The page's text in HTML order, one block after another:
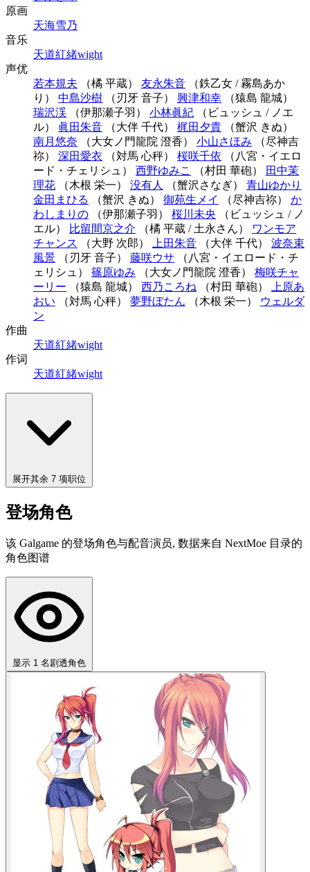
原画
天海雪乃
音乐
天道紅緒wight
声优
若本規夫 （橘 平蔵） 友永朱音 （鉄乙女 / 霧島あか
り） 中島沙樹 （刃牙 音子） 興津和幸 （猿島 龍城）
瑞沢渓 （伊那瀬子羽） 小林眞紀 （ビュッシュ / ノエ
ル） 眞田朱音 （大伴 千代） 梶田夕貴 （蟹沢 きぬ）
南月悠奈 （大女ノ門龍院 澄香） 小山さほみ （尽神吉
祢） 深田愛衣 （対馬 心秤） 桜咲千依 （八宮・イエロ
ード・チェリシュ） 西野ゆみこ （村田 華砲）
田中茉
理花 （木根 栄一） 没有人 （蟹沢さなぎ） 青山ゆかり
金田まひる
（蟹沢 きぬ） 御苑生メイ （尽神吉祢） か
わしまりの （伊那瀬子羽） 桜川未央 （ビュッシュ / ノ
エル）
比留間京之介 （橘 平蔵 / 土永さん）
ワンモア
チャンス
（大野 次郎） 上田朱音 （大伴 千代） 波奈束
風景 （刃牙 音子） 藤咲ウサ （八宮・イエロード・チ
ェリシュ） 篠原ゆみ （大女ノ門龍院 澄香） 梅咲チャ
ーリー （猿島 龍城） 西乃ころね （村田 華砲）
上原あ
おい （対馬 心秤） 夢野ぼたん （木根 栄一）
ウェルダ
ン
作曲
天道紅緒wight
作词
天道紅緒wight
展开其余 7 项职位
登场角色
该 Galgame 的登场角色与配音演员, 数据来自 NextMoe 目录的
角色图谱
显示 1 名剧透角色